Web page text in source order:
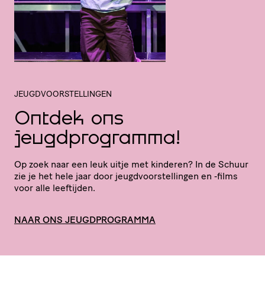
JEUGDVOORSTELLINGEN
Ontdek ons
jeugdprogramma!
Op zoek naar een leuk uitje met kinderen? In de Schuur
zie je het hele jaar door jeugd­voor­stel­lingen en ‑films
voor alle leeftijden.
NAAR ONS JEUGDPROGRAMMA